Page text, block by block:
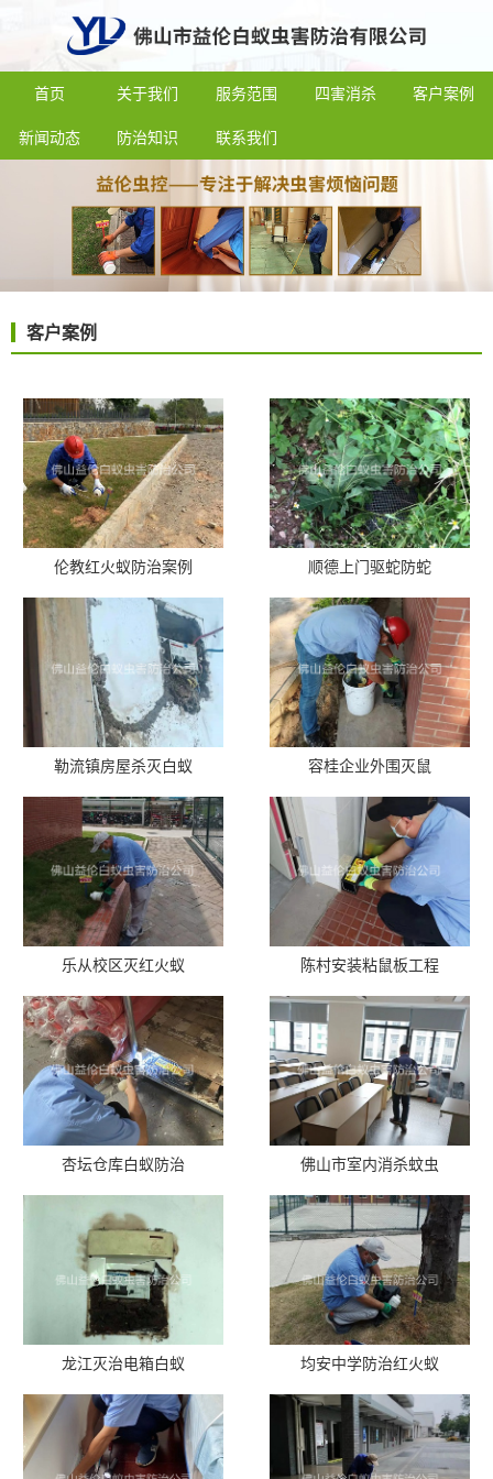
首页 关于我们 服务范围 四害消杀 客户案例
新闻动态 防治知识 联系我们
客户案例
伦教红火蚁防治案例 顺德上门驱蛇防蛇
勒流镇房屋杀灭白蚁 容桂企业外围灭鼠
乐从校区灭红火蚁 陈村安装粘鼠板工程
杏坛仓库白蚁防治 佛山市室内消杀蚊虫
龙江灭治电箱白蚁 均安中学防治红火蚁